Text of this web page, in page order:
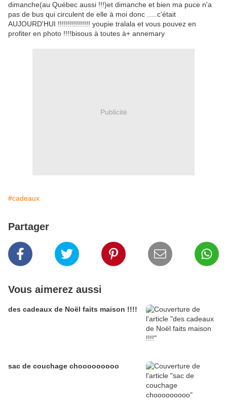
dimanche(au Québec aussi !!!)et dimanche et bien ma puce n'a
pas de bus qui circulent de elle à moi donc .....c'était
AUJOURD'HUI !!!!!!!!!!!!!!!! youpie tralala et vous pouvez en
profiter en photo !!!!bisous à toutes à+ annemary
Publicité
#cadeaux
Partager
Vous aimerez aussi
des cadeaux de Noël faits maison !!!!
sac de couchage chooooooooo